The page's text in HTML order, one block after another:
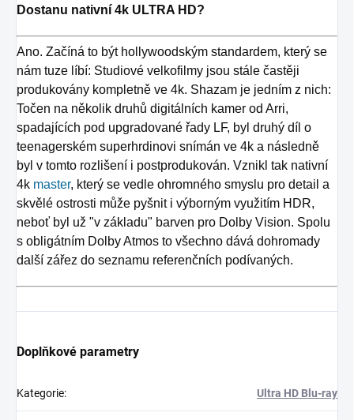
Dostanu nativní 4k ULTRA HD?
Ano. Začíná to být hollywoodským standardem, který se
nám tuze líbí: Studiové velkofilmy jsou stále častěji
produkovány kompletně ve 4k. Shazam je jedním z nich:
Točen na několik druhů digitálních kamer od Arri,
spadajících pod upgradované řady LF, byl druhý díl o
teenagerském superhrdinovi snímán ve 4k a následně
byl v tomto rozlišení i postprodukován. Vznikl tak nativní
4k master, který se vedle ohromného smyslu pro detail a
skvělé ostrosti může pyšnit i výborným využitím HDR,
neboť byl už "v základu" barven pro Dolby Vision. Spolu
s obligátním Dolby Atmos to všechno dává dohromady
další zářez do seznamu referenčních podívaných.
Doplňkové parametry
Kategorie: Ultra HD Blu-ray